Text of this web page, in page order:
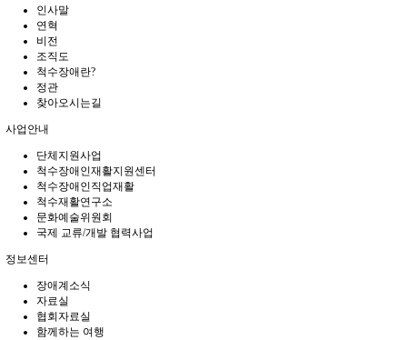
인사말
연혁
비전
조직도
척수장애란?
정관
찾아오시는길
사업안내
단체지원사업
척수장애인재활지원센터
척수장애인직업재활
척수재활연구소
문화예술위원회
국제 교류/개발 협력사업
정보센터
장애계소식
자료실
협회자료실
함께하는 여행